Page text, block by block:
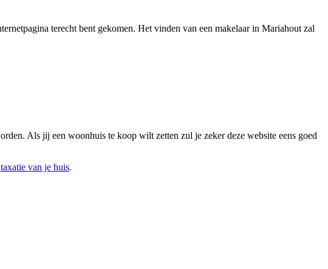
terecht bent gekomen. Het vinden van een makelaar in Mariahout zal
Als jij een woonhuis te koop wilt zetten zul je zeker deze website eens goed
van je huis.